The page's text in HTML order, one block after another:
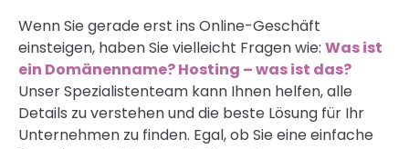
Wie fängt man mit Hosting und
Domains an?